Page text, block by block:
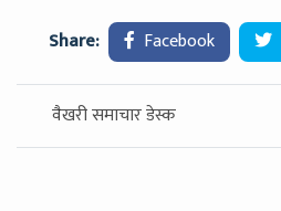
Share: Facebook
वैखरी समाचार डेस्क